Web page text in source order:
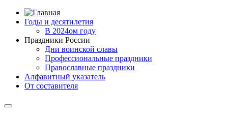
Годы и десятилетия
В 2024ом году
Праздники России
Дни воинской славы
Профессиональные праздники
Православные праздники
Алфавитный указатель
От составителя